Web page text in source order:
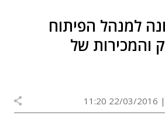
למנהל הפיתוח
והמכירות של
22/03/2016 11:20